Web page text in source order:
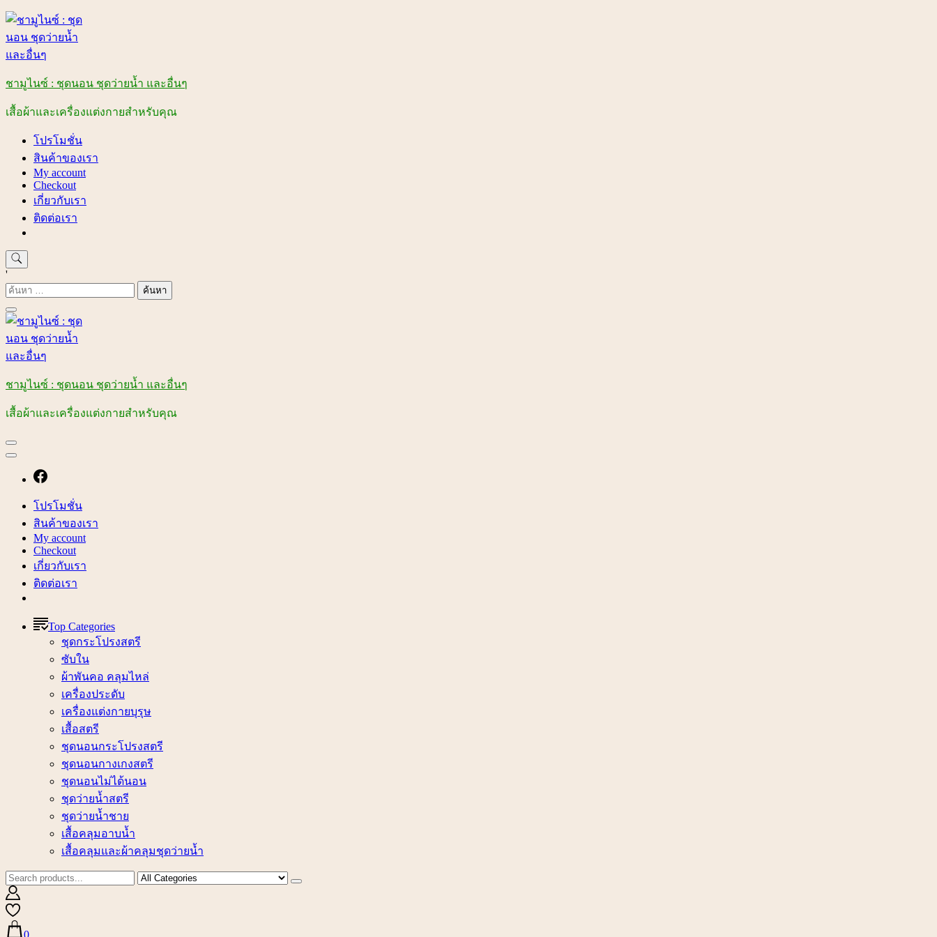
Skip
content
ชามูไนซ์ : ชุดนอน ชุดว่ายน้ำ และอื่นๆ
เสื้อผ้าและเครื่องแต่งกายสำหรับคุณ
โปรโมชั่น
สินค้าของเรา
My account
Checkout
เกี่ยวกับเรา
ติดต่อเรา
'
ค้นหา
สำหรับ:
ชามูไนซ์ : ชุดนอน ชุดว่ายน้ำ และอื่นๆ
เสื้อผ้าและเครื่องแต่งกายสำหรับคุณ
โปรโมชั่น
สินค้าของเรา
My account
Checkout
เกี่ยวกับเรา
ติดต่อเรา
Top Categories
ชุดกระโปรงสตรี
ซับใน
ผ้าพันคอ คลุมไหล่
เครื่องประดับ
เครื่องแต่งกายบุรุษ
เสื้อสตรี
ชุดนอนกระโปรงสตรี
ชุดนอนกางเกงสตรี
ชุดนอนไม่ได้นอน
ชุดว่ายน้ำสตรี
ชุดว่ายน้ำชาย
เสื้อคลุมอาบน้ำ
เสื้อคลุมและผ้าคลุมชุดว่ายน้ำ
0